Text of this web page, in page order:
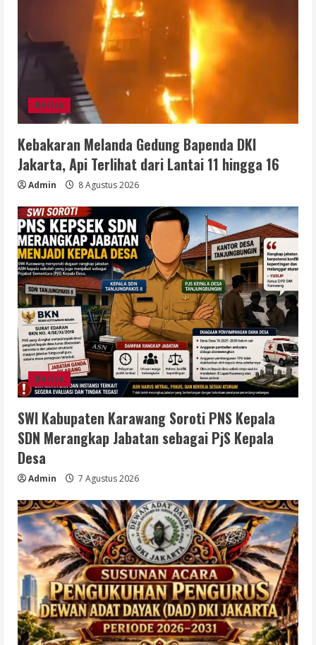
Berita
Kebakaran Melanda Gedung Bapenda DKI
Jakarta, Api Terlihat dari Lantai 11 hingga 16
Admin 8 Agustus 2026
Berita
SWI Kabupaten Karawang Soroti PNS Kepala
SDN Merangkap Jabatan sebagai PjS Kepala
Desa
Admin 7 Agustus 2026